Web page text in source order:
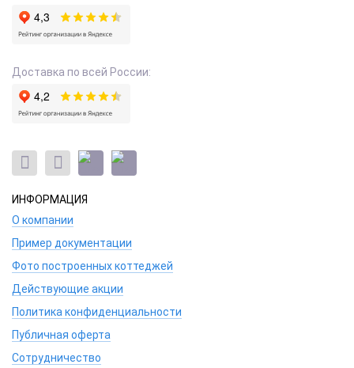
Доставка по всей России:
ИНФОРМАЦИЯ
О компании
Пример документации
Фото построенных коттеджей
Действующие акции
Политика конфиденциальности
Публичная оферта
Сотрудничество